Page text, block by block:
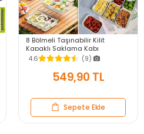
8 Bölmeli Taşınabilir Kilit
Kapaklı Saklama Kabı
Kahvaltılık Organizer Piknik Seti
Gıda Kutusu
4.6 (9)
549,90 TL
Sepete Ekle